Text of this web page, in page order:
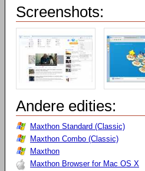
Screenshots:
Andere edities:
Maxthon Standard (Classic)
Maxthon Combo (Classic)
Maxthon
Maxthon Browser for Mac OS X